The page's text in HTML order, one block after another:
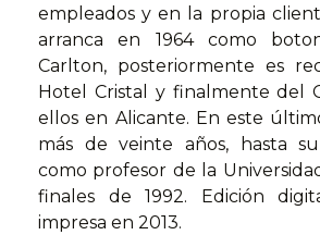
empleados y en la propia
arranca en 1964 como
Carlton, posteriormente es
Hotel Cristal y finalmente del
ellos en Alicante. En este
más de veinte años, hasta
como profesor de la
finales de 1992. Edición
impresa en 2013.